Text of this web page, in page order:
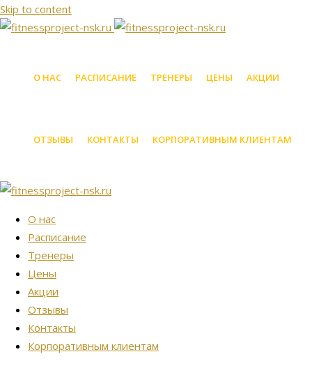
Skip to content
О НАС РАСПИСАНИЕ ТРЕНЕРЫ ЦЕНЫ АКЦИИ
ОТЗЫВЫ КОНТАКТЫ КОРПОРАТИВНЫМ КЛИЕНТАМ
О нас
Расписание
Тренеры
Цены
Акции
Отзывы
Контакты
Корпоративным клиентам